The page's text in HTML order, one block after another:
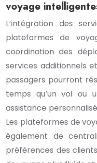
voyage
L’intégration des
plateformes de
coordination des
services additionnels
passagers pourront
temps qu’un vol ou
assistance
Les plateformes de
également de
préférences des